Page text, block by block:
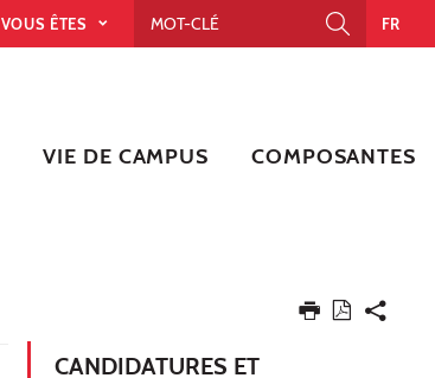
VOUS ÊTES FR
VIE DE CAMPUS COMPOSANTES
CANDIDATURES ET